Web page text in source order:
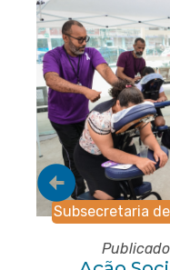
Subsecretaria